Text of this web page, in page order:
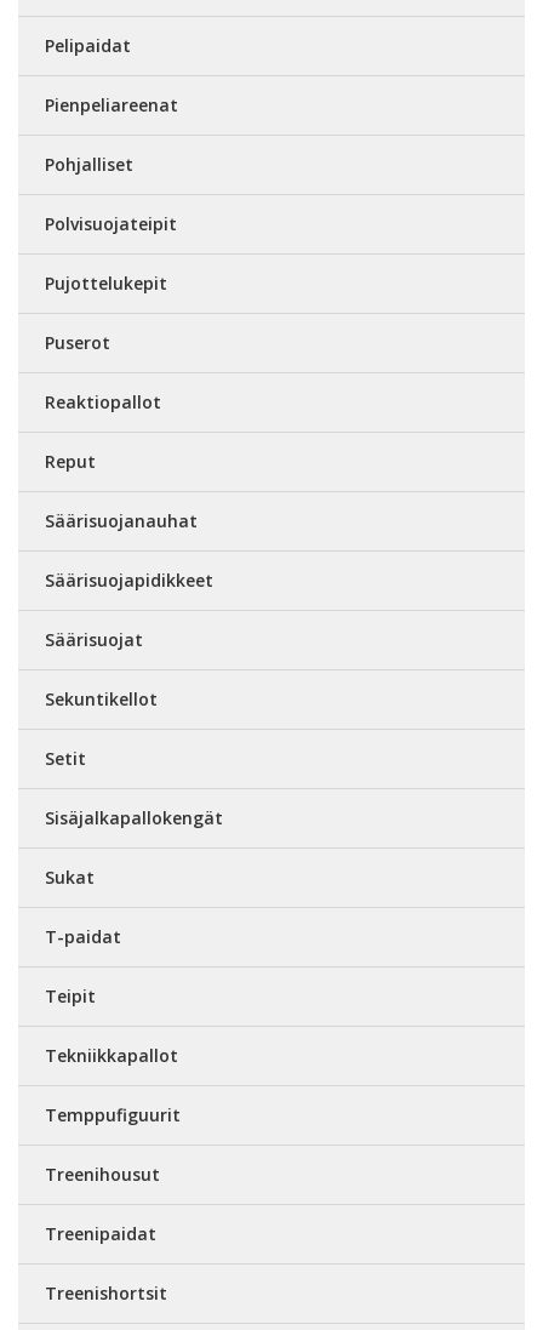
Pelipaidat
Pienpeliareenat
Pohjalliset
Polvisuojateipit
Pujottelukepit
Puserot
Reaktiopallot
Reput
Säärisuojanauhat
Säärisuojapidikkeet
Säärisuojat
Sekuntikellot
Setit
Sisäjalkapallokengät
Sukat
T-paidat
Teipit
Tekniikkapallot
Temppufiguurit
Treenihousut
Treenipaidat
Treenishortsit